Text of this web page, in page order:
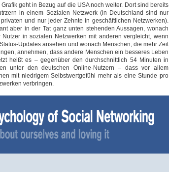
geht in Bezug auf die USA noch weiter. Dort sind bereits
in einem Sozialen Netzwerk (in Deutschland sind nur
und nur jeder Zehnte in geschäftlichen Netzwerken).
aber in der Tat ganz unten stehenden Aussagen, wonach
in sozialen Netzwerken mit anderen vergleicht, wenn
Updates ansehen und wonach Menschen, die mehr Zeit
annehmen, dass andere Menschen ein besseres Leben
heißt es – gegenüber den durchschnittlich 54 Minuten in
unter den deutschen Online-Nutzern – dass vor allem
mit niedrigem Selbstwertgefühl mehr als eine Stunde pro
verbringen.